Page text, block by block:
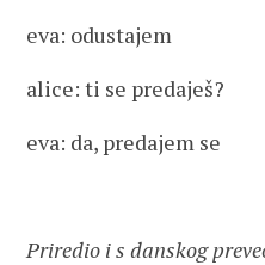
eva: odustajem
alice: ti se predaješ?
eva: da, predajem se
Priredio i s danskog